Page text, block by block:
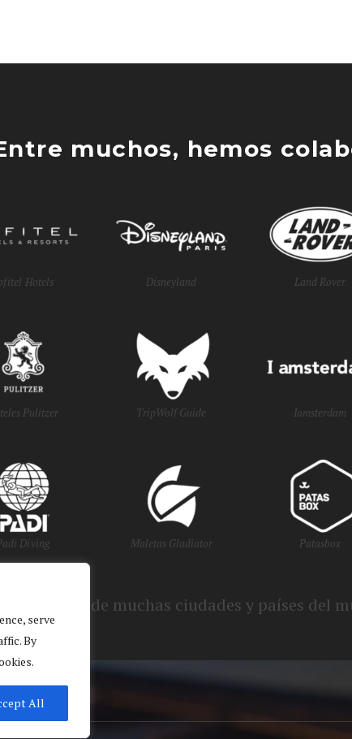
serve
By
All
muchos, hemos
Hotels Disneyland Land Rover
Pulitzer TripWolf Guide Iamsterdam
Diving Maletas Gladiator Patasbox
de Turismo de muchas ciudades y países del